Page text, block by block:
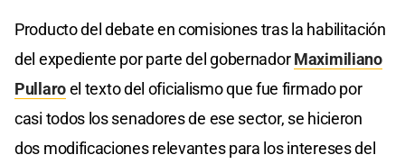
Producto del debate en comisiones tras la habilitación
del expediente por parte del gobernadorMaximiliano
Pullaroel texto del oficialismo que fue firmado por
casi todos los senadores de ese sector, se hicieron
dos modificaciones relevantes para los intereses del